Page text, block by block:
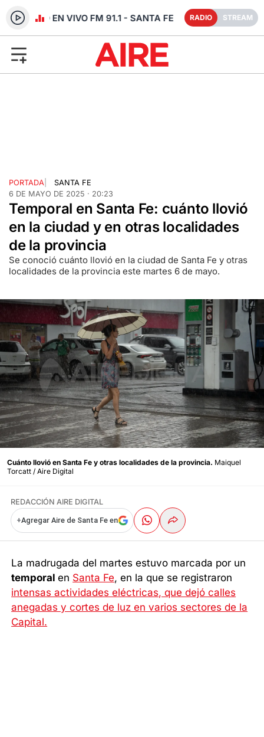
RADIO EN VIVO FM 91.1 - SANTA FE RADIO STREAM
PORTADA
SANTA FE
6 DE MAYO DE 2025 · 20:23
Temporal en Santa Fe: cuánto llovió
en la ciudad y en otras localidades
de la provincia
Se conoció cuánto llovió en la ciudad de Santa Fe y otras
localidades de la provincia este martes 6 de mayo.
Cuánto llovió en Santa Fe y otras localidades de la provincia. Maiquel
Torcatt / Aire Digital
REDACCIÓN AIRE DIGITAL
+Agregar Aire de Santa Fe en
La madrugada del martes estuvo marcada por un
temporalen Santa Fe, en la que se registraron
intensas actividades eléctricas, que dejó calles
anegadas y cortes de luz en varios sectores de la
Capital.